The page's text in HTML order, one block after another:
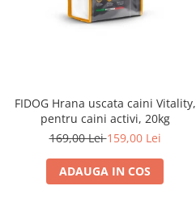
FIDOG Hrana uscata caini Vitality,
pentru caini activi, 20kg
169,00 Lei159,00 Lei
ADAUGA IN COS